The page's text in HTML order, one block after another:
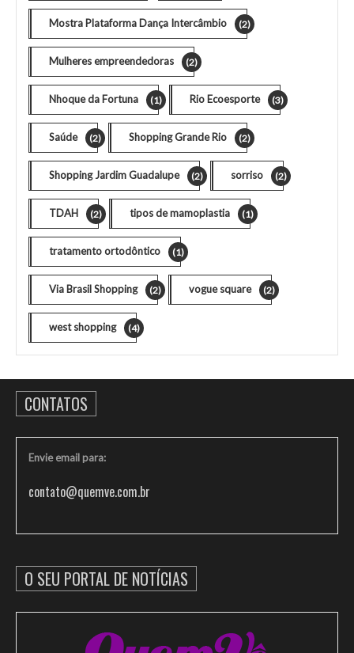
Mostra Plataforma Dança Intercâmbio (2)
Mulheres empreendedoras (2)
Nhoque da Fortuna (1) Rio Ecoesporte (3)
Saúde (2) Shopping Grande Rio (2)
Shopping Jardim Guadalupe (2) sorriso (2)
TDAH (2) tipos de mamoplastia (1)
tratamento ortodôntico (1)
Via Brasil Shopping (2) vogue square (2)
west shopping (4)
CONTATOS
Envie email para:
contato@quemve.com.br
O SEU PORTAL DE NOTÍCIAS